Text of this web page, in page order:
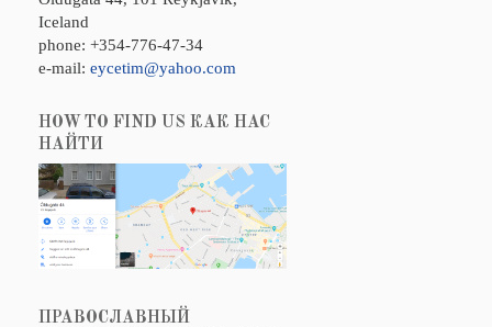
Iceland
phone: +354-776-47-34
e-mail: eycetim@yahoo.com
HOW TO FIND US КАК НАС
НАЙТИ
ПРАВОСЛАВНЫЙ